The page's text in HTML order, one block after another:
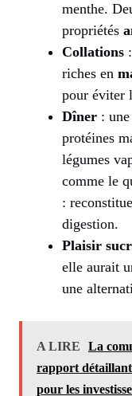
menthe.
propriétés
Collations
riches en
pour éviter
Dîner :
protéines
légumes
comme le
:
digestion.
Plaisir
elle aurait
une
A LIRE
La
rapport
pour les